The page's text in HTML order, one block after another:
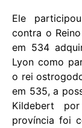
Ele
contra o
em 534
Lyon como
o rei
em 535, a
Kildebert
província foi